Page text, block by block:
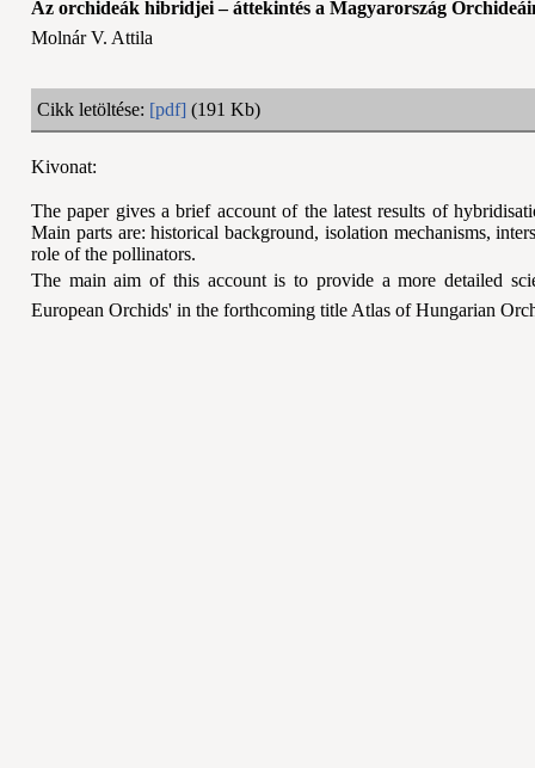
Az orchideák hibridjei – áttekintés a Magyarország
Molnár V. Attila
Cikk letöltése: [pdf] (191 Kb)
Kivonat:
The paper gives a brief account of the latest results of
Main parts are: historical background, isolation mechanisms,
role of the pollinators.
The main aim of this account is to provide a more detailed
European Orchids' in the forthcoming title Atlas of Hungarian